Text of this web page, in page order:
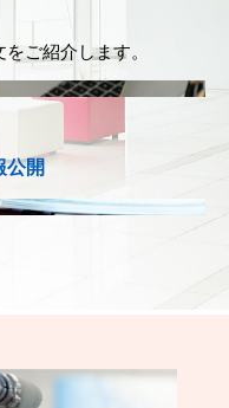
ご紹介します。
公開